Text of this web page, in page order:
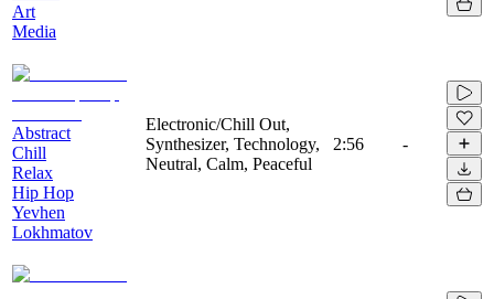
Art
Media
Abstract
Chill
Relax
Hip Hop
Yevhen
Lokhmatov
Electronic/Chill Out,
Synthesizer, Technology,
Neutral, Calm, Peaceful
2:56 -